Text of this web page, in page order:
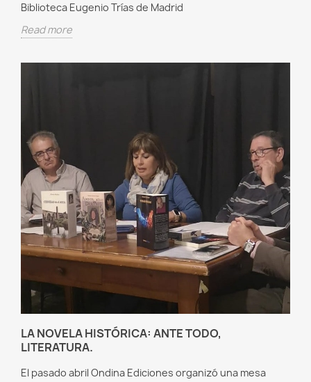
Biblioteca Eugenio Trías de Madrid
Read more
LA NOVELA HISTÓRICA: ANTE TODO,
LITERATURA.
El pasado abril Ondina Ediciones organizó una mesa